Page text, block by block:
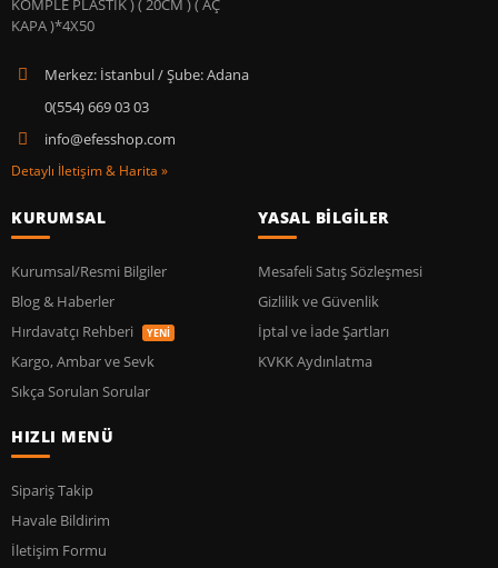
Merkez: İstanbul / Şube: Adana
0(554) 669 03 03
info@efesshop.com
Detaylı İletişim & Harita »
KURUMSAL
Kurumsal/Resmi Bilgiler
Blog & Haberler
Hırdavatçı Rehberi
YENİ
Kargo, Ambar ve Sevk
Sıkça Sorulan Sorular
YASAL BİLGİLER
Mesafeli Satış Sözleşmesi
Gizlilik ve Güvenlik
İptal ve İade Şartları
KVKK Aydınlatma
HIZLI MENÜ
Sipariş Takip
Havale Bildirim
İletişim Formu